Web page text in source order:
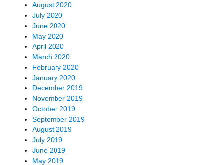
August 2020
July 2020
June 2020
May 2020
April 2020
March 2020
February 2020
January 2020
December 2019
November 2019
October 2019
September 2019
August 2019
July 2019
June 2019
May 2019